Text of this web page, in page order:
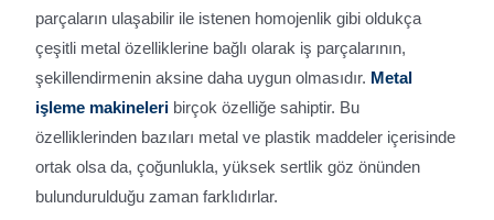
parçaların ulaşabilir ile istenen homojenlik gibi oldukça
çeşitli metal özelliklerine bağlı olarak iş parçalarının,
şekillendirmenin aksine daha uygun olmasıdır. Metal
işleme makineleri birçok özelliğe sahiptir. Bu
özelliklerinden bazıları metal ve plastik maddeler içerisinde
ortak olsa da, çoğunlukla, yüksek sertlik göz önünden
bulundurulduğu zaman farklıdırlar.